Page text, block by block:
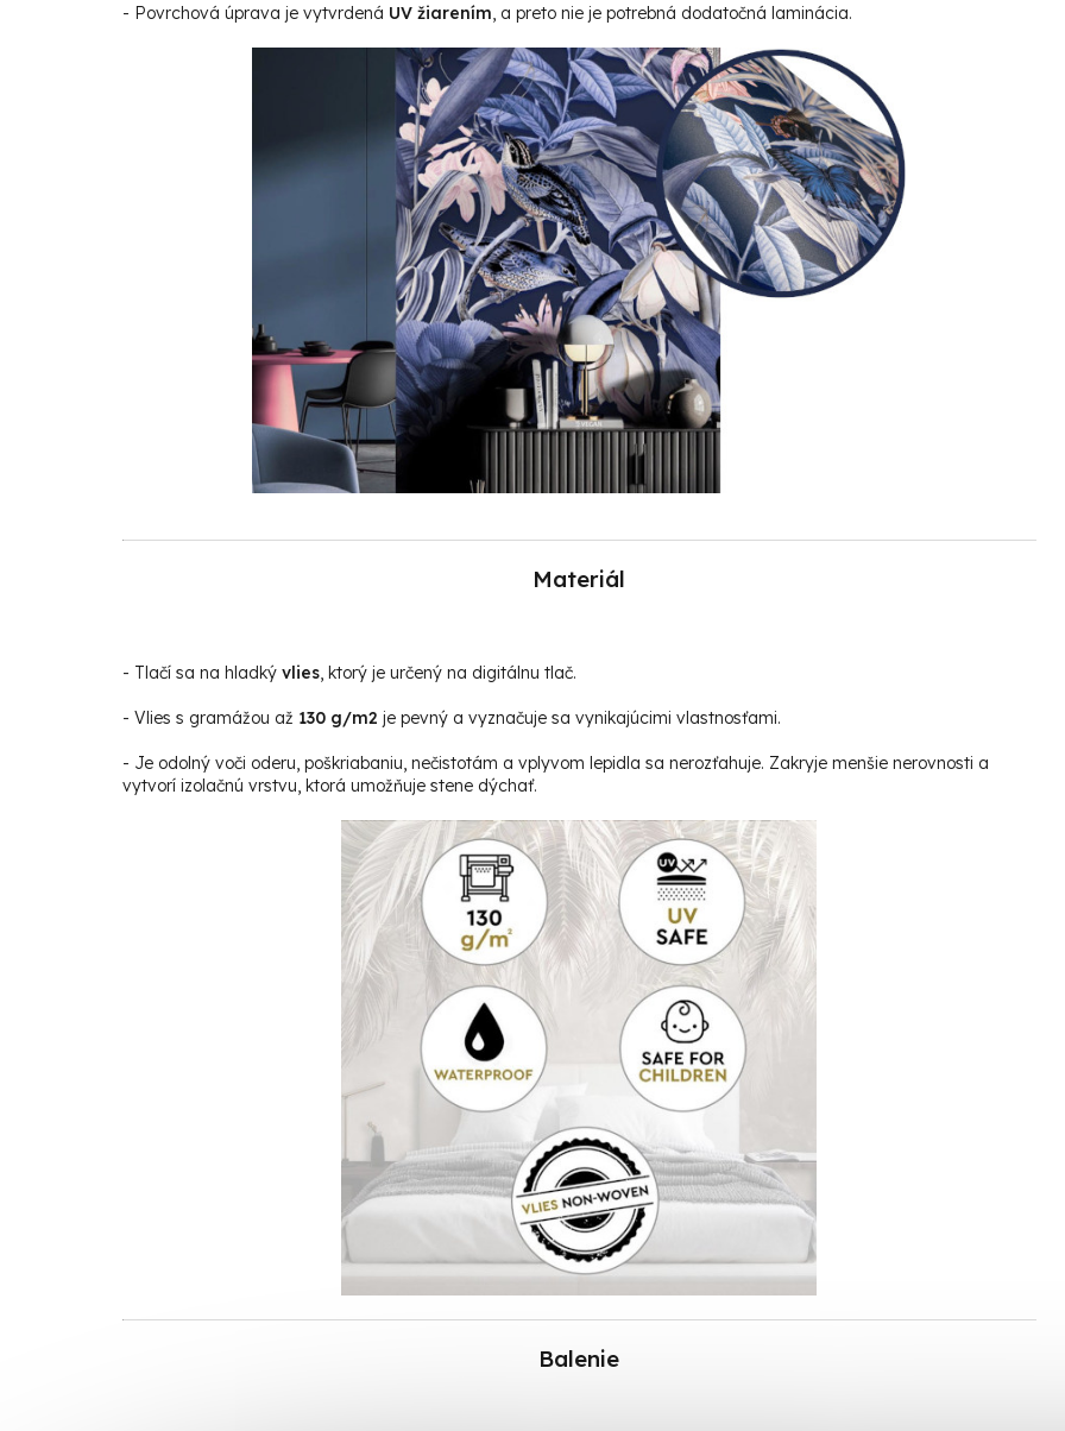
- Povrchová úprava je vytvrdená UV žiarením, a preto nie je potrebná dodatočná laminácia.
Materiál
- Tlačí sa na hladký vlies, ktorý je určený na digitálnu tlač.
- Vlies s gramážou až 130 g/m2 je pevný a vyznačuje sa vynikajúcimi vlastnosťami.
- Je odolný voči oderu, poškriabaniu, nečistotám a vplyvom lepidla sa nerozťahuje. Zakryje menšie nerovnosti a
vytvorí izolačnú vrstvu, ktorá umožňuje stene dýchať.
Balenie